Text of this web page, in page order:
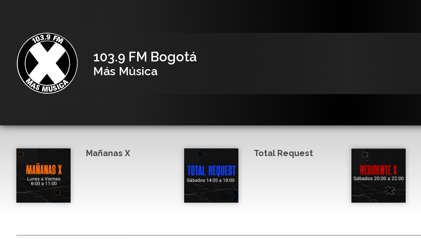
103.9 FM Bogotá
Más Música
Mañanas X Total Request